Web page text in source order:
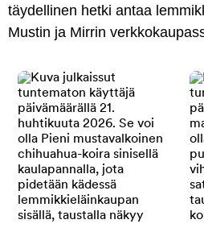
täydellinen hetki antaa
Mustin ja Mirrin